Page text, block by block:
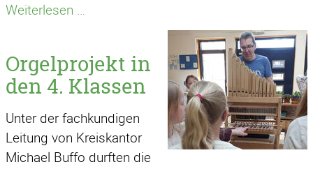
Weiterlesen …
"schnurstracks"
Orgelprojekt in
den 4. Klassen
Unter der fachkundigen
Leitung von Kreiskantor
Michael Buffo durften die